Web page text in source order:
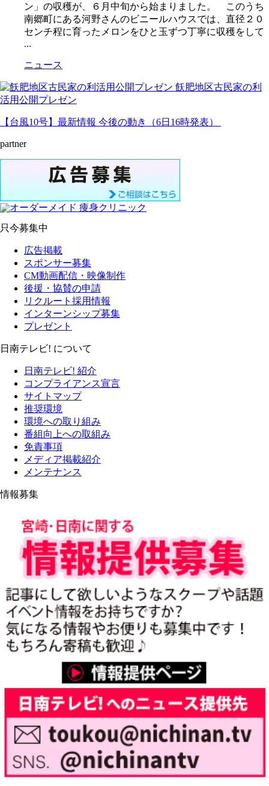
ン」の収穫が、６月中旬から始まりました。 このうち
南郷町にある河野さんのビニールハウスでは、直径２０
センチ程に育ったメロンをひと玉ずつ丁寧に収穫をして
...
ニュース
飫肥地区古民家の利
活用公開プレゼン
【台風10号】最新情報 今後の動き（6日16時発表）
partner
只今募集中
広告掲載
スポンサー募集
CM動画配信・映像制作
後援・協賛の申請
リクルート採用情報
インターンシップ募集
プレゼント
日南テレビ! について
日南テレビ! 紹介
コンプライアンス宣言
サイトマップ
推奨環境
環境への取り組み
番組向上への取組み
免責事項
メディア掲載紹介
メンテナンス
情報募集